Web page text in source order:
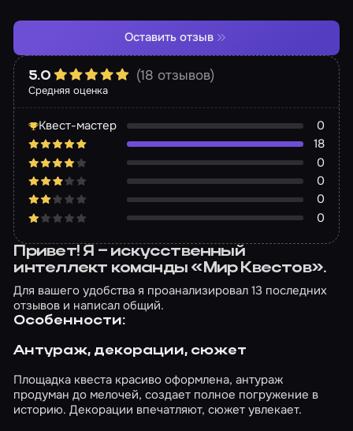
Средняя оценка
5.0 (18 отзывов)
Квест-мастер
0
18
0
0
0
0
Оставить отзыв
Привет! Я – искусственный
интеллект команды «Мир Квестов».
Для вашего удобства я проанализировал 13 последних
отзывов и написал общий.
Особенности:
Антураж, декорации, сюжет
Площадка квеста красиво оформлена, антураж
продуман до мелочей, создает полное погружение в
историю. Декорации впечатляют, сюжет увлекает.